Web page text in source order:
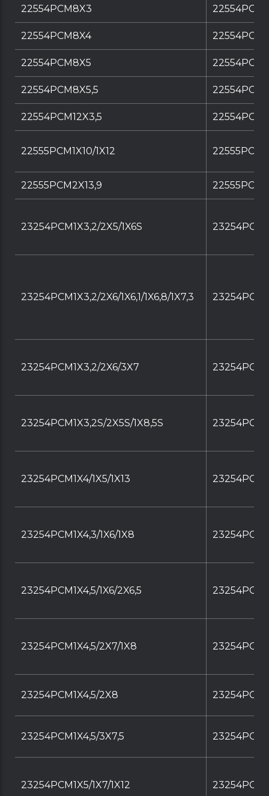
22554PCM8X3
22554PCM8X4
22554PCM8X5
22554PCM8X5,5
22554PCM12X3,5
22555PCM1X10/1X12
22555PCM2X13,9
23254PCM1X3,2/2X5/1X6S
23254PCM1X3,2/2X6/1X6,1/1X6,8/1X7,3
23254PCM1X3,2/2X6/3X7
23254PCM1X3,2S/2X5S/1X8,5S
23254PCM1X4/1X5/1X13
23254PCM1X4,3/1X6/1X8
23254PCM1X4,5/1X6/2X6,5
23254PCM1X4,5/2X7/1X8
23254PCM1X4,5/2X8
23254PCM1X4,5/3X7,5
23254PCM1X5/1X7/1X12